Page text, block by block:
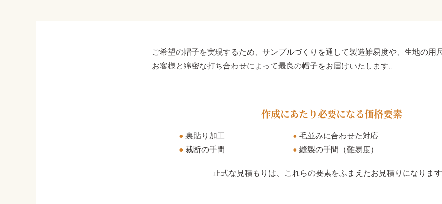
ご希望の帽子を実現するため、サンプルづくりを通して製造難易度や、生地の用
お客様と綿密な打ち合わせによって最良の帽子をお届けいたします。
作成にあたり必要になる価格要素
● 裏貼り加工
● 裁断の手間
● 毛並みに合わせた対応
● 縫製の手間（難易度）
正式な見積もりは、これらの要素をふまえたお見積りになりま